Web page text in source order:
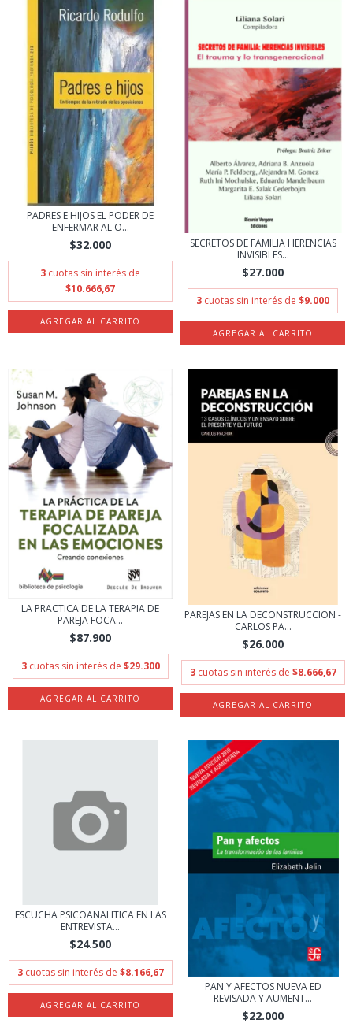
PADRES E HIJOS EL PODER DE
ENFERMAR AL O...
$32.000
3 cuotas sin interés de
$10.666,67
SECRETOS DE FAMILIA HERENCIAS
INVISIBLES...
$27.000
3 cuotas sin interés de $9.000
LA PRACTICA DE LA TERAPIA DE
PAREJA FOCA...
$87.900
3 cuotas sin interés de $29.300
PAREJAS EN LA DECONSTRUCCION -
CARLOS PA...
$26.000
3 cuotas sin interés de $8.666,67
ESCUCHA PSICOANALITICA EN LAS
ENTREVISTA...
$24.500
3 cuotas sin interés de $8.166,67
PAN Y AFECTOS NUEVA ED
REVISADA Y AUMENT...
$22.000